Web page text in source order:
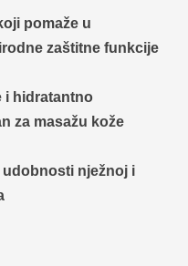
pomaže u
zaštitne funkcije
i hidratantno
za masažu kože
udobnosti nježnoj i